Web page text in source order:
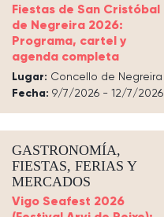
Fiestas de San Cristóbal
de Negreira 2026:
Programa, cartel y
agenda completa
Lugar: Concello de Negreira
Fecha: 9/7/2026 - 12/7/2026
GASTRONOMÍA,
FIESTAS, FERIAS Y
MERCADOS
Vigo Seafest 2026